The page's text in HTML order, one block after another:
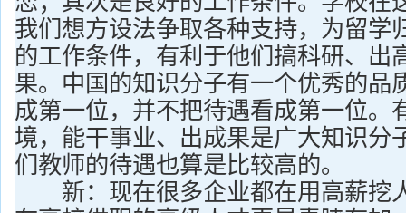
我们想方设法争取各种支持，为留学
的工作条件，有利于他们搞科研、出
果。中国的知识分子有一个优秀的品
成第一位，并不把待遇看成第一位。
境，能干事业、出成果是广大知识分
们教师的待遇也算是比较高的。
新：现在很多企业都在用高薪挖